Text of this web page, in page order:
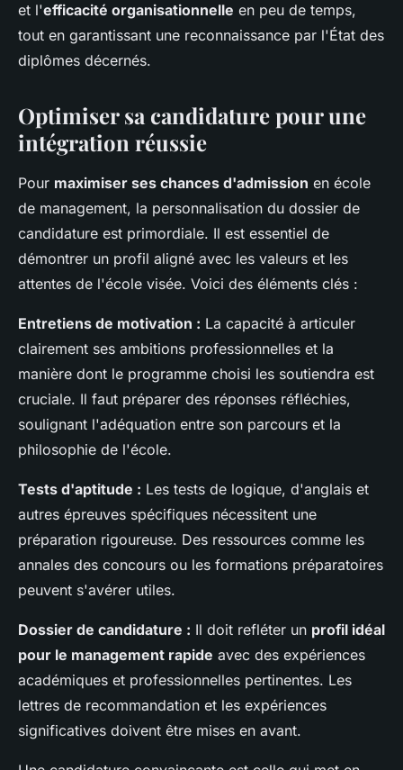
et l'efficacité organisationnelle en peu de temps,
tout en garantissant une reconnaissance par l'État des
diplômes décernés.
Optimiser sa candidature pour une
intégration réussie
Pour maximiser ses chances d'admission en école
de management, la personnalisation du dossier de
candidature est primordiale. Il est essentiel de
démontrer un profil aligné avec les valeurs et les
attentes de l'école visée. Voici des éléments clés :
Entretiens de motivation : La capacité à articuler
clairement ses ambitions professionnelles et la
manière dont le programme choisi les soutiendra est
cruciale. Il faut préparer des réponses réfléchies,
soulignant l'adéquation entre son parcours et la
philosophie de l'école.
Tests d'aptitude : Les tests de logique, d'anglais et
autres épreuves spécifiques nécessitent une
préparation rigoureuse. Des ressources comme les
annales des concours ou les formations préparatoires
peuvent s'avérer utiles.
Dossier de candidature : Il doit refléter un profil idéal
pour le management rapide avec des expériences
académiques et professionnelles pertinentes. Les
lettres de recommandation et les expériences
significatives doivent être mises en avant.